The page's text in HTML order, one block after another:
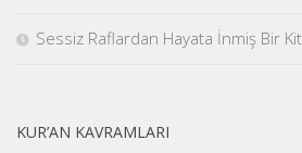
Sessiz Raflardan Hayata İnmiş Bir
KUR’AN KAVRAMLARI